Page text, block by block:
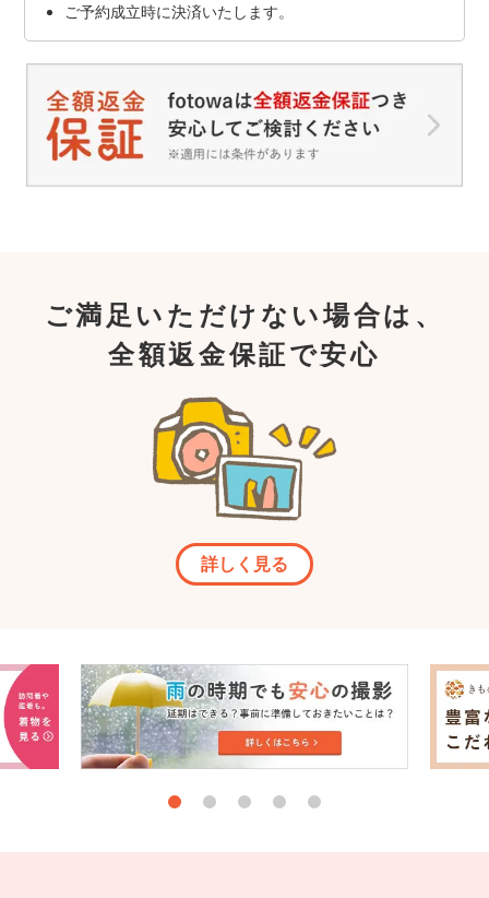
ご予約成立時に決済いたします。
ご満足いただけない場合は、
全額返金保証で安心
詳しく見る